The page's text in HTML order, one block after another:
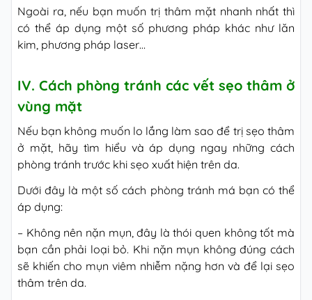
Ngoài ra, nếu bạn muốn trị thâm mặt nhanh nhất thì
có thể áp dụng một số phương pháp khác như lăn
kim, phương pháp laser…
IV. Cách phòng tránh các vết sẹo thâm ở
vùng mặt
Nếu bạn không muốn lo lắng làm sao để trị sẹo thâm
ở mặt, hãy tìm hiểu và áp dụng ngay những cách
phòng tránh trước khi sẹo xuất hiện trên da.
Dưới đây là một số cách phòng tránh má bạn có thể
áp dụng:
– Không nên nặn mụn, đây là thói quen không tốt mà
bạn cần phải loại bỏ. Khi nặn mụn không đúng cách
sẽ khiến cho mụn viêm nhiễm nặng hơn và để lại sẹo
thâm trên da.